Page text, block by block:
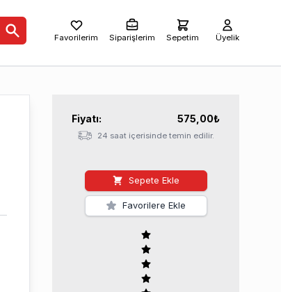
Favorilerim Siparişlerim Sepetim Üyelik
Fiyatı: 575,00₺
24 saat içerisinde temin edilir.
Sepete Ekle
Favorilere Ekle